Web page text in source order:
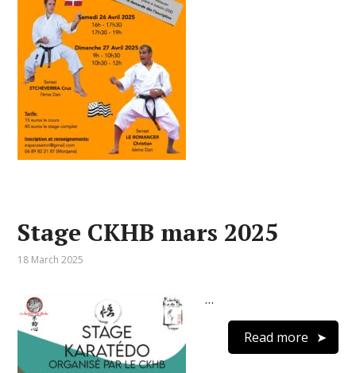
Stage CKHB mars 2025
18 March 2025
…
Read more